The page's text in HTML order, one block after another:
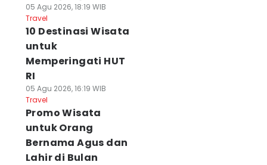
05 Agu 2026, 18:19 WIB
Travel
10 Destinasi Wisata
untuk
Memperingati HUT
RI
05 Agu 2026, 16:19 WIB
Travel
Promo Wisata
untuk Orang
Bernama Agus dan
Lahir di Bulan